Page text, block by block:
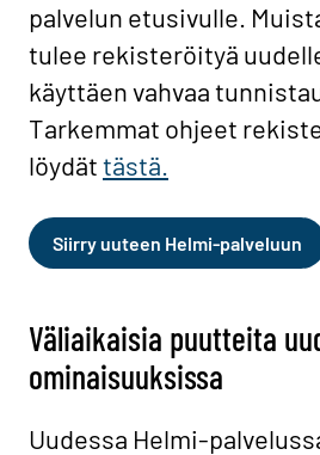
palvelun etusivulle.
tulee rekisteröityä
käyttäen vahvaa
Tarkemmat ohjeet
löydättästä.
Siirry uuteen Helmi-palveluun
Väliaikaisia puutteita
ominaisuuksissa
Uudessa Helmi-